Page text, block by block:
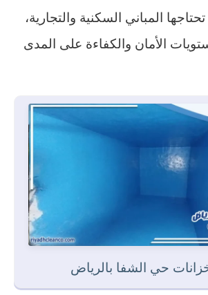
المباني السكنية والتجارية،
الأمان والكفاءة على المدى
حي الشفا بالرياض